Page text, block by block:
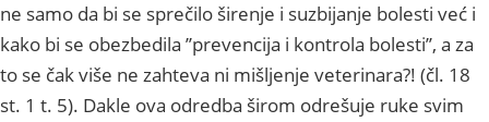
ne samo da bi se sprečilo širenje i suzbijanje bolesti već i
kako bi se obezbedila ’’prevencija i kontrola bolesti’’, a za
to se čak više ne zahteva ni mišljenje veterinara?! (čl. 18
st. 1 t. 5). Dakle ova odredba širom odrešuje ruke svim